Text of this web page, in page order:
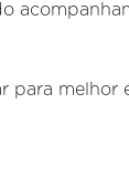
para melhor